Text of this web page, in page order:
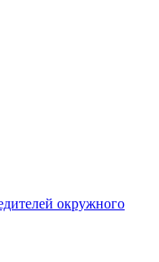
окружного